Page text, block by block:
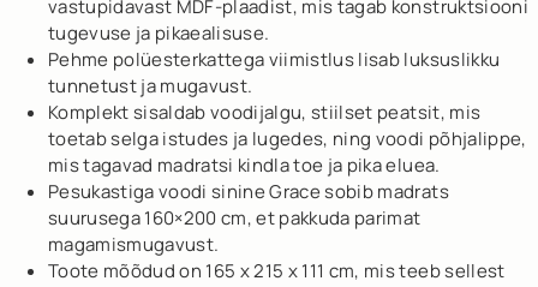
vastupidavast MDF-plaadist, mis tagab konstruktsiooni
tugevuse ja pikaealisuse.
Pehme polüesterkattega viimistlus lisab luksuslikku
tunnetust ja mugavust.
Komplekt sisaldab voodijalgu, stiilset peatsit, mis
toetab selga istudes ja lugedes, ning voodi põhjalippe,
mis tagavad madratsi kindla toe ja pika eluea.
Pesukastiga voodi sinine Grace sobib madrats
suurusega 160×200 cm, et pakkuda parimat
magamismugavust.
Toote mõõdud on 165 x 215 x 111 cm, mis teeb sellest